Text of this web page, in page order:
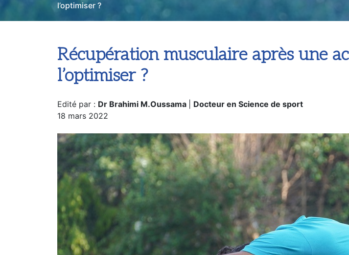
l’optimiser ?
Récupération musculaire après une
l’optimiser ?
Edité par : Dr Brahimi M.Oussama
Docteur en Science de sport
18 mars 2022